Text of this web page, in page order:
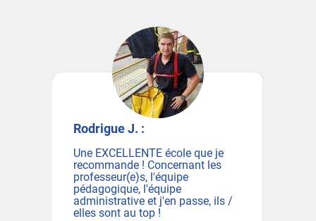
école que je
! Concernant les
et j'en passe, ils /
Inscrit pour le concours de
Caporal chez les Pompiers, je
suis formé grâce à l'EFM.
les personnes sont présentes
notre réussite, et on se sent
vraiment soutenu et motivé